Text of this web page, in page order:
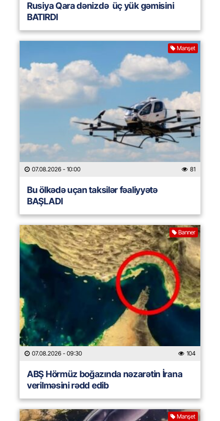
Rusiya Qara dənizdə üç yük gəmisini
BATIRDI
Manşet
07.08.2026 - 10:00 81
Bu ölkədə uçan taksilər fəaliyyətə
BAŞLADI
Banner
07.08.2026 - 09:30 104
ABŞ Hörmüz boğazında nəzarətin İrana
verilməsini rədd edib
Manşet